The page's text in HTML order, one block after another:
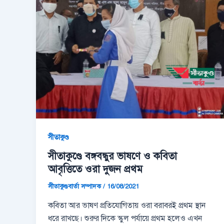
সীতাকুণ্ড
সীতাকুণ্ডে বঙ্গবন্ধুর ভাষণে ও কবিতা
আবৃত্তিতে ওরা দুজন প্রথম
সীতাকুণ্ডবার্তা সম্পাদক/ 16/08/2021
কবিতা আর ভাষণ প্রতিযোগিতায় ওরা বরাবরই প্রথম স্থান
ধরে রাখছে। শুরুর দিকে স্কুল পর্যায়ে প্রথম হলেও এখন